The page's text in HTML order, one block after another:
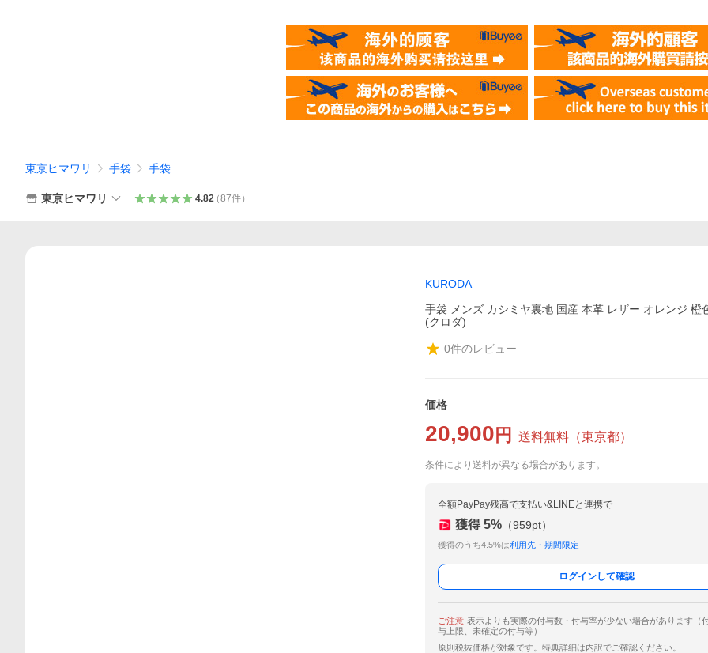
東京ヒマワリ 手袋 手袋
東京ヒマワリ 4.82（87件）
KURODA
手袋 メンズ カシミヤ裏地 国産 本革 レザー オレンジ 橙
(クロダ)
0件のレビュー
価格
20,900 円 送料無料 （東京都）
条件により送料が異なる場合があります。
全額PayPay残高で支払い&LINEと連携で
獲得 5% （959pt）
獲得のうち4.5%は利用先・期間限定
ログインして確認
ご注意 表示よりも実際の付与数・付与率が少ない場合があります（
与上限、未確定の付与等）
原則税抜価格が対象です。特典詳細は内訳でご確認ください。